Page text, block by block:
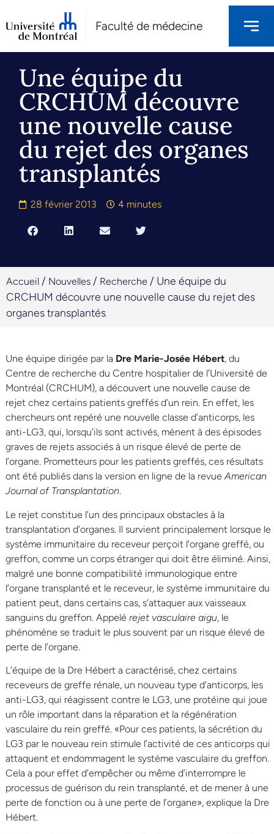
Faculté de médecine
Une équipe du
CRCHUM découvre
une nouvelle cause
du rejet des organes
transplantés
28 février 2013 4 minutes
Accueil / Nouvelles / Recherche / Une équipe du
CRCHUM découvre une nouvelle cause du rejet des
organes transplantés
Une équipe dirigée par la Dre Marie-Josée Hébert, du
Centre de recherche du Centre hospitalier de l’Université de
Montréal (CRCHUM), a découvert une nouvelle cause de
rejet chez certains patients greffés d’un rein. En effet, les
chercheurs ont repéré une nouvelle classe d’anticorps, les
anti-LG3, qui, lorsqu’ils sont activés, mènent à des épisodes
graves de rejets associés à un risque élevé de perte de
l’organe. Prometteurs pour les patients greffés, ces résultats
ont été publiés dans la version en ligne de la revueAmerican
Journal of Transplantation.
Le rejet constitue l’un des principaux obstacles à la
transplantation d’organes. Il survient principalement lorsque le
système immunitaire du receveur perçoit l’organe greffé, ou
greffon, comme un corps étranger qui doit être éliminé. Ainsi,
malgré une bonne compatibilité immunologique entre
l’organe transplanté et le receveur, le système immunitaire du
patient peut, dans certains cas, s’attaquer aux vaisseaux
sanguins du greffon. Appelé rejet vasculaire aigu, le
phénomène se traduit le plus souvent par un risque élevé de
perte de l’organe.
L’équipe de la Dre Hébert a caractérisé, chez certains
receveurs de greffe rénale, un nouveau type d’anticorps, les
anti-LG3, qui réagissent contre le LG3, une protéine qui joue
un rôle important dans la réparation et la régénération
vasculaire du rein greffé. «Pour ces patients, la sécrétion du
LG3 par le nouveau rein stimule l’activité de ces anticorps qui
attaquent et endommagent le système vasculaire du greffon.
Cela a pour effet d’empêcher ou même d’interrompre le
processus de guérison du rein transplanté, et de mener à une
perte de fonction ou à une perte de l’organe», explique la Dre
Hébert.